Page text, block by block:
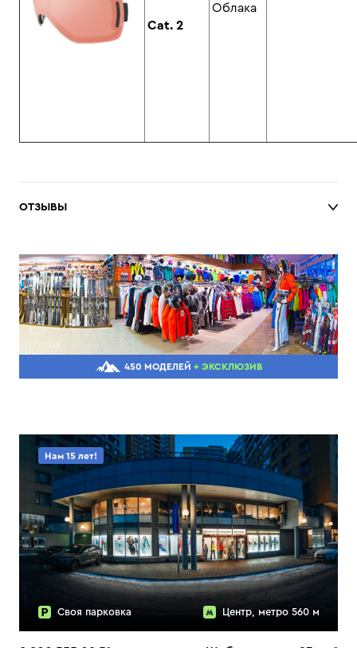
Cat. 2
Облака
ОТЗЫВЫ
450 МОДЕЛЕЙ + ЭКСКЛЮЗИВ
Нам 15 лет!
Своя парковка Центр, метро 560 м